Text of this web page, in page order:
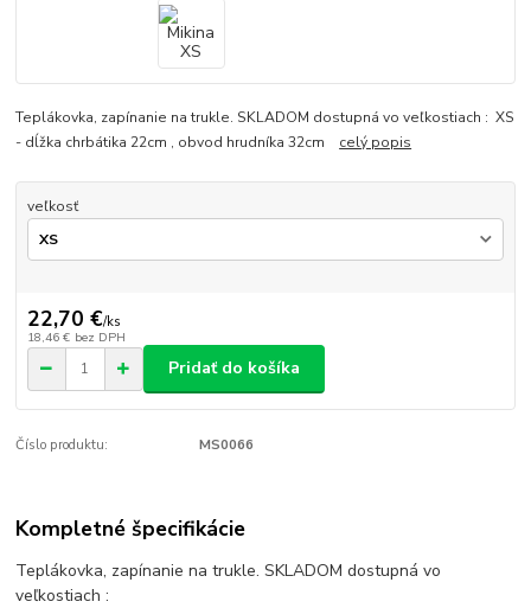
Teplákovka, zapínanie na trukle. SKLADOM dostupná vo veľkostiach : XS
- dĺžka chrbátika 22cm , obvod hrudníka 32cm celý popis
veľkosť
22,70 €/ks
18,46 € bez DPH
Pridať do košíka
Číslo produktu: MS0066
Kompletné špecifikácie
Teplákovka, zapínanie na trukle. SKLADOM dostupná vo
veľkostiach :